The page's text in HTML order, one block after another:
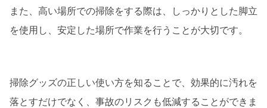
また、高い場所での掃除をする際は、しっかりとした脚立
を使用し、安定した場所で作業を行うことが大切です。
掃除グッズの正しい使い方を知ることで、効果的に汚れを
落とすだけでなく、事故のリスクも低減することができま